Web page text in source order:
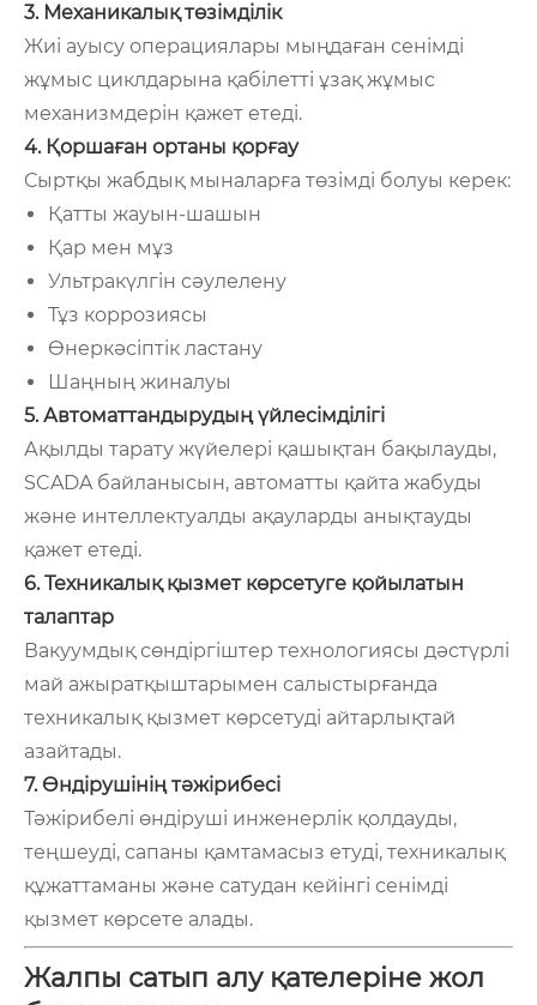
3. Механикалық төзімділік
Жиі ауысу операциялары мыңдаған сенімді
жұмыс циклдарына қабілетті ұзақ жұмыс
механизмдерін қажет етеді.
4. Қоршаған ортаны қорғау
Сыртқы жабдық мыналарға төзімді болуы керек:
Қатты жауын-шашын
Қар мен мұз
Ультракүлгін сәулелену
Тұз коррозиясы
Өнеркәсіптік ластану
Шаңның жиналуы
5. Автоматтандырудың үйлесімділігі
Ақылды тарату жүйелері қашықтан бақылауды,
SCADA байланысын, автоматты қайта жабуды
және интеллектуалды ақауларды анықтауды
қажет етеді.
6. Техникалық қызмет көрсетуге қойылатын
талаптар
Вакуумдық сөндіргіштер технологиясы дәстүрлі
май ажыратқыштарымен салыстырғанда
техникалық қызмет көрсетуді айтарлықтай
азайтады.
7. Өндірушінің тәжірибесі
Тәжірибелі өндіруші инженерлік қолдауды,
теңшеуді, сапаны қамтамасыз етуді, техникалық
құжаттаманы және сатудан кейінгі сенімді
қызмет көрсете алады.
Жалпы сатып алу қателеріне жол